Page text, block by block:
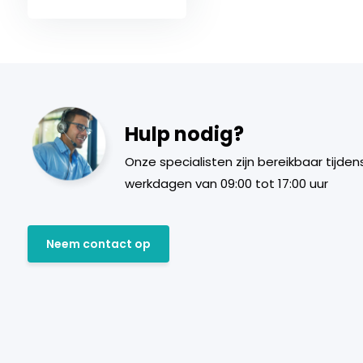
Hulp nodig?
Onze specialisten zijn bereikbaar
werkdagen van 09:00 tot 17:00 uur
Neem contact op